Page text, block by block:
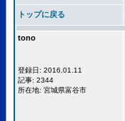
トップに戻る
tono
登録日: 2016.01.11
記事: 2344
所在地: 宮城県富谷市